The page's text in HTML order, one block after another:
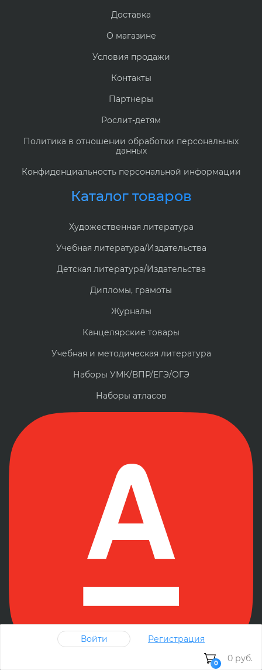
Доставка
О магазине
Условия продажи
Контакты
Партнеры
Рослит-детям
Политика в отношении обработки персональных
данных
Конфиденциальность персональной информации
Каталог товаров
Художественная литература
Учебная литература/Издательства
Детская литература/Издательства
Дипломы, грамоты
Журналы
Канцелярские товары
Учебная и методическая литература
Наборы УМК/ВПР/ЕГЭ/ОГЭ
Наборы атласов
Войти Регистрация
0 0 руб.